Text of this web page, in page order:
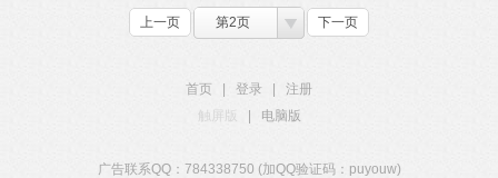
上一页 第2页 下一页
首页 登录
注册
触屏版
电脑版
广告联系QQ：784338750 (加QQ验证码：puyouw)